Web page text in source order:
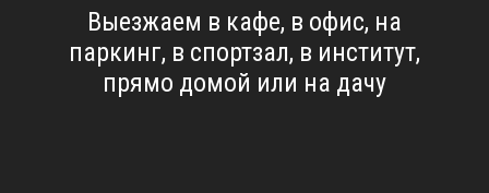
Выезжаем в кафе, в офис, на
паркинг, в спортзал, в институт,
прямо домой или на дачу